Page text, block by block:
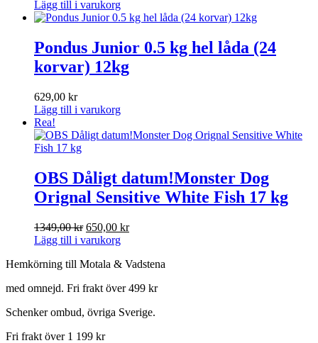
Lägg till i varukorg
Pondus Junior 0.5 kg hel låda (24
korvar) 12kg
629,00 kr
Lägg till i varukorg
Rea!
OBS Dåligt datum!Monster Dog
Orignal Sensitive White Fish 17 kg
1349,00kr Det
ursprungliga
var:
650,00 krDet
är:
Lägg till i varukorg
Hemkörning till Motala & Vadstena
med omnejd. Fri frakt över 499 kr
Schenker ombud, övriga Sverige.
Fri frakt över 1 199 kr